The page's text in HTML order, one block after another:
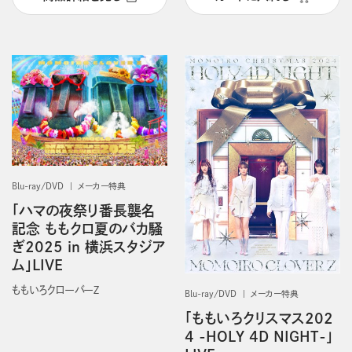
Blu-ray/DVD メーカー特典
「ハマの夜祭り番長襲名
記念 ももクロ夏のバカ騒
ぎ2025 in 横浜スタジア
ム」LIVE
ももいろクローバーＺ Blu-ray/DVD メーカー特典
「ももいろクリスマス202
4 -HOLY 4D NIGHT-」